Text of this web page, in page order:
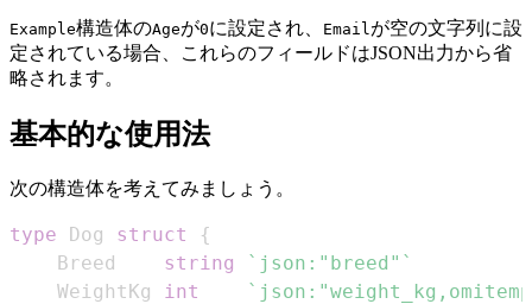
Example構造体のAgeが0に設定され、 Email が空の文字列に設
定されている場合、これらのフィールドはJSON出力から省
略されます。
基本的な使用法
次の構造体を考えてみましょう。
type Dog struct
{
    Breed
string
`json:"breed"`
    WeightKg
int